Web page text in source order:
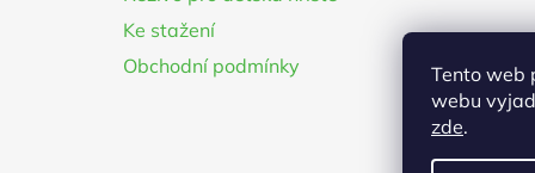
Tento web
webu
zde.
Ke stažení
Obchodní podmínky